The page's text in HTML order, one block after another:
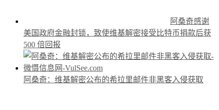
阿桑奇感谢
美国政府金融封锁，致使维基解密接受比特币捐款后获
500 倍回报
阿桑奇：维基解密公布的希拉里邮件非黑客入侵获取